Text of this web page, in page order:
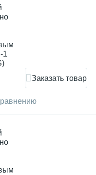
1
Заказать товар